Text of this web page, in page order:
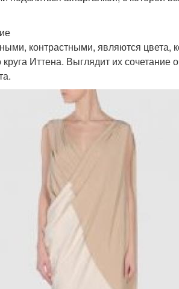
контрастными, являются цвета,
Иттена. Выглядит их сочетание